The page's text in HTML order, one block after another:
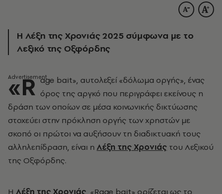
Η Λέξη της Χρονιάς 2025 σύμφωνα με το
Λεξικό της Οξφόρδης
«R age bait», αυτολεξεί «δόλωμα οργής», ένας
όρος της αργκό που περιγράφει εκείνους η
δράση των οποίων σε μέσα κοινωνικής δικτύωσης
στοχεύει στην πρόκληση οργής των χρηστών με
σκοπό οι πρώτοι να αυξήσουν τη διαδικτυακή τους
αλληλεπίδραση, είναι η Λέξη της Χρονιάς του Λεξικού
της Οξφόρδης.
H Λέξη της Χρονιάς, «Rage bait» ορίζεται ως το